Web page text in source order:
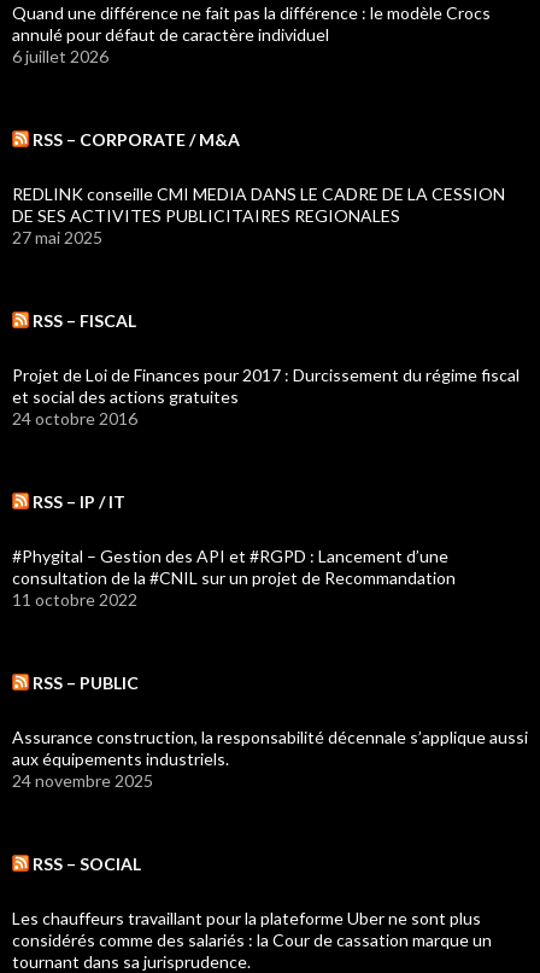
Quand une différence ne fait pas la différence : le modèle Crocs
annulé pour défaut de caractère individuel
6 juillet 2026
RSS – CORPORATE / M&A
REDLINK conseille CMI MEDIA DANS LE CADRE DE LA CESSION
DE SES ACTIVITES PUBLICITAIRES REGIONALES
27 mai 2025
RSS – FISCAL
Projet de Loi de Finances pour 2017 : Durcissement du régime fiscal
et social des actions gratuites
24 octobre 2016
RSS – IP / IT
#Phygital – Gestion des API et #RGPD : Lancement d’une
consultation de la #CNIL sur un projet de Recommandation
11 octobre 2022
RSS – PUBLIC
Assurance construction, la responsabilité décennale s’applique aussi
aux équipements industriels.
24 novembre 2025
RSS – SOCIAL
Les chauffeurs travaillant pour la plateforme Uber ne sont plus
considérés comme des salariés : la Cour de cassation marque un
tournant dans sa jurisprudence.